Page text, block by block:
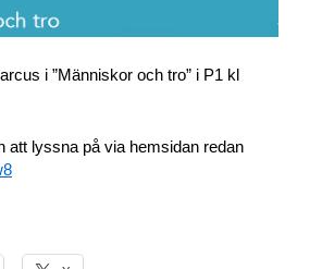
i ”Människor och tro” i P1 kl
att lyssna på via hemsidan redan